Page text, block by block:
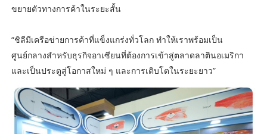
ขยายตัวทางการค้าในระยะสั้น
“ชิลีมีเครือข่ายการค้าที่แข็งแกร่งทั่วโลก ทำให้เราพร้อมเป็น
ศูนย์กลางสำหรับธุรกิจอาเซียนที่ต้องการเข้าสู่ตลาดลาตินอเมริกา
และเป็นประตูสู่โอกาสใหม่ ๆ และการเติบโตในระยะยาว”